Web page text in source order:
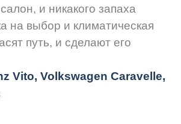
и никакого запаха
на выбор и климатическая
путь, и сделают его
Vito, Volkswagen Caravelle,